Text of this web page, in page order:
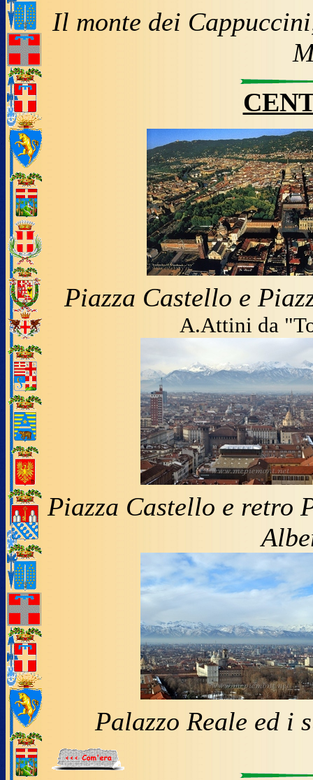
Il monte dei
Piazza Castello e
A.Attini da
Piazza Castello e retro
Palazzo Reale ed